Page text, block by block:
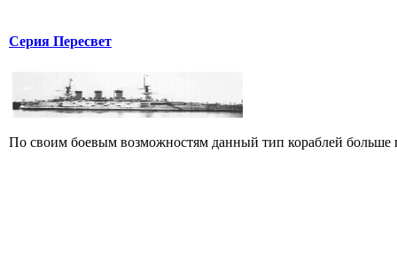
Серия Пересвет
По своим боевым возможностям данный тип кораблей больше